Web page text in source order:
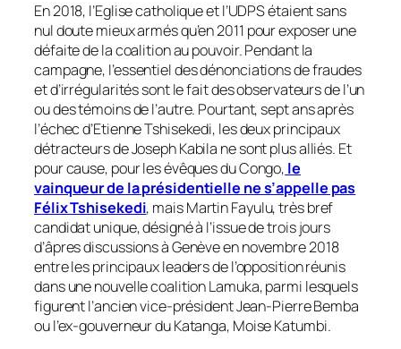
En 2018, l’Eglise catholique et l’UDPS étaient sans
nul doute mieux armés qu’en 2011 pour exposer une
défaite de la coalition au pouvoir. Pendant la
campagne, l’essentiel des dénonciations de fraudes
et d’irrégularités sont le fait des observateurs de l’un
ou des témoins de l’autre. Pourtant, sept ans après
l’échec d’Etienne Tshisekedi, les deux principaux
détracteurs de Joseph Kabila ne sont plus alliés. Et
pour cause, pour les évêques du Congo, le
vainqueur de la présidentielle ne s’appelle pas
Félix Tshisekedi, mais Martin Fayulu, très bref
candidat unique, désigné à l’issue de trois jours
d’âpres discussions à Genève en novembre 2018
entre les principaux leaders de l’opposition réunis
dans une nouvelle coalition Lamuka, parmi lesquels
figurent l’ancien vice-président Jean-Pierre Bemba
ou l’ex-gouverneur du Katanga, Moise Katumbi.